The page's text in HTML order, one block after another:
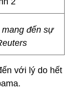
đến sự
với lý do hết